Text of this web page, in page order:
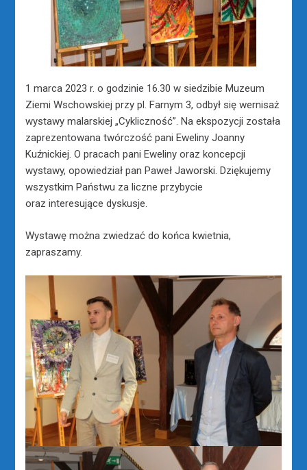
1 marca 2023 r. o godzinie 16.30 w siedzibie Muzeum
Ziemi Wschowskiej przy pl. Farnym 3, odbył się wernisaż
wystawy malarskiej „Cykliczność”. Na ekspozycji została
zaprezentowana twórczość pani Eweliny Joanny
Kuźnickiej. O pracach pani Eweliny oraz koncepcji
wystawy, opowiedział pan Paweł Jaworski. Dziękujemy
wszystkim Państwu za liczne przybycie
oraz interesujące dyskusje.
Wystawę można zwiedzać do końca kwietnia,
zapraszamy.